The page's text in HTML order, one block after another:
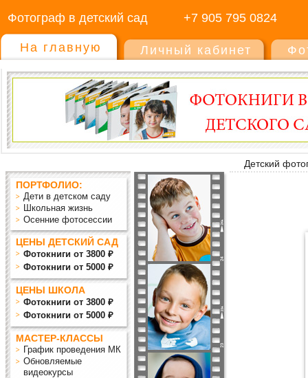
Фотограф в детский сад +7 905 795 0824
На главную Личный кабинет
Детский
ПОРТФОЛИО:
Дети в детском саду
Школьная жизнь
Осенние фотосессии
ЦЕНЫ ДЕТСКИЙ САД
Фотокниги от 3800 ₽
Фотокниги от 5000 ₽
ЦЕНЫ ШКОЛА
Фотокниги от 3800 ₽
Фотокниги от 5000 ₽
МАСТЕР-КЛАССЫ
График проведения МК
Обновляемые
видеокурсы